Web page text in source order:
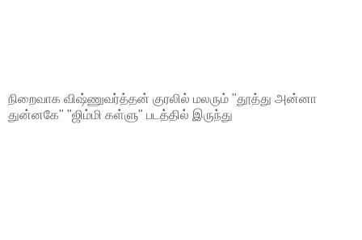
நிறைவாக விஷ்ணுவர்த்தன் குரலில் மலரும் "தூத்து அன்னா
துன்னகே" "ஜிம்மி கள்ளு" படத்தில் இருந்து